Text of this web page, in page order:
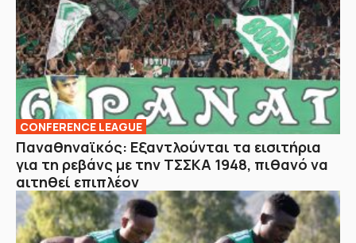
CONFERENCE LEAGUE
Παναθηναϊκός: Εξαντλούνται τα εισιτήρια
για τη ρεβάνς με την ΤΣΣΚΑ 1948, πιθανό να
αιτηθεί επιπλέον